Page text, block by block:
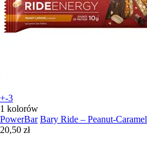
+-3
1 kolorów
PowerBar Bary Ride – Peanut-Caramel
20,50 zł